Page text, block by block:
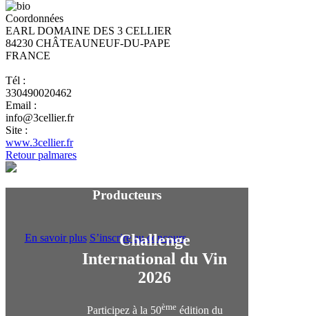
Coordonnées
EARL DOMAINE DES 3 CELLIER
84230 CHÂTEAUNEUF-DU-PAPE
FRANCE
Tél :
330490020462
Email :
info@3cellier.fr
Site :
www.3cellier.fr
Retour palmares
Challenge
International du Vin
2026
Participez à la 50èmeédition du
Producteurs
En savoir plus S’inscrire au concours